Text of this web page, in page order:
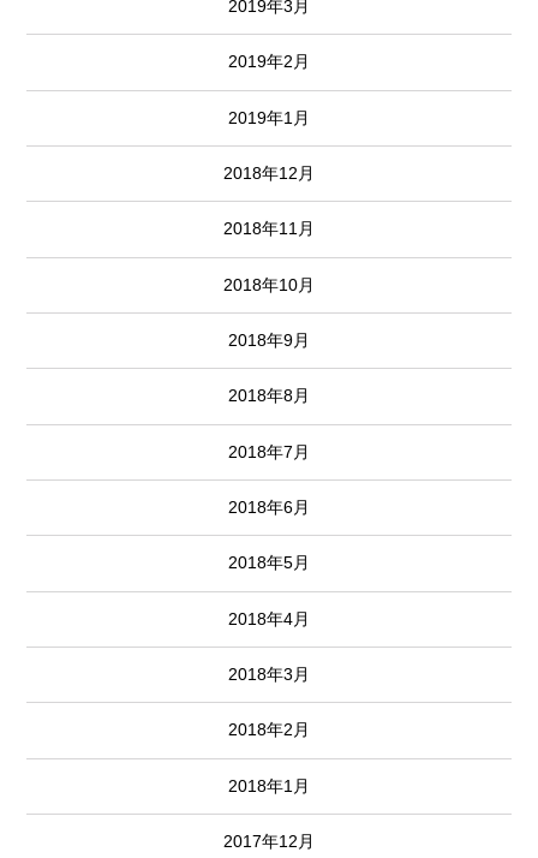
2019年3月
2019年2月
2019年1月
2018年12月
2018年11月
2018年10月
2018年9月
2018年8月
2018年7月
2018年6月
2018年5月
2018年4月
2018年3月
2018年2月
2018年1月
2017年12月